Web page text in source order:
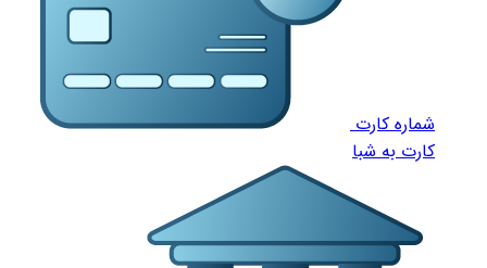
شماره کارت
کارت به شبا